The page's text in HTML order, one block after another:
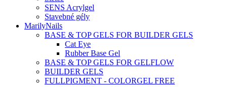
SENS Acrylgel
Stavebné gély
MarilyNails
BASE & TOP GELS FOR BUILDER GELS
Cat Eye
Rubber Base Gel
BASE & TOP GELS FOR GELFLOW
BUILDER GELS
FULLPIGMENT - COLORGEL FREE